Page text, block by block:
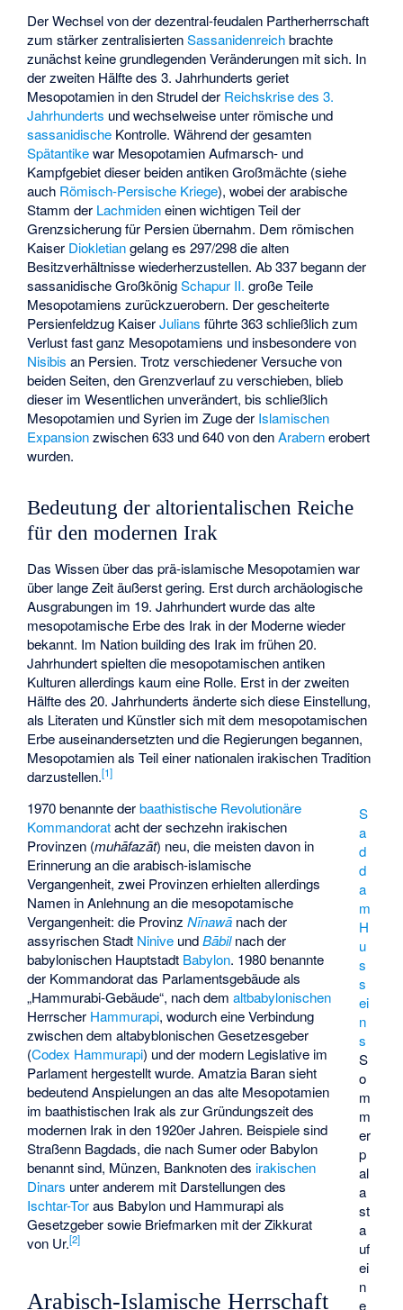
Der Wechsel von der dezentral-feudalen Partherherrschaft
zum stärker zentralisiertenSassanidenreichbrachte
zunächst keine grundlegenden Veränderungen mit sich. In
der zweiten Hälfte des 3. Jahrhunderts geriet
Mesopotamien in den Strudel der Reichskrise des 3.
Jahrhunderts und wechselweise unter römische und
sassanidische Kontrolle. Während der gesamten
Spätantikewar Mesopotamien Aufmarsch- und
Kampfgebiet dieser beiden antiken Großmächte (siehe
auch Römisch-Persische Kriege), wobei der arabische
Stamm der Lachmideneinen wichtigen Teil der
Grenzsicherung für Persien übernahm. Dem römischen
Kaiser Diokletiangelang es 297/298 die alten
Besitzverhältnisse wiederherzustellen. Ab 337 begann der
sassanidische GroßkönigSchapur II. große Teile
Mesopotamiens zurückzuerobern. Der gescheiterte
Persienfeldzug KaiserJulians führte 363 schließlich zum
Verlust fast ganz Mesopotamiens und insbesondere von
Nisibis an Persien. Trotz verschiedener Versuche von
beiden Seiten, den Grenzverlauf zu verschieben, blieb
dieser im Wesentlichen unverändert, bis schließlich
Mesopotamien und Syrien im Zuge der Islamischen
Expansionzwischen 633 und 640 von denArabernerobert
wurden.
Bedeutung der altorientalischen Reiche
für den modernen Irak
Das Wissen über das prä-islamische Mesopotamien war
über lange Zeit äußerst gering. Erst durch archäologische
Ausgrabungen im 19. Jahrhundert wurde das alte
mesopotamische Erbe des Irak in der Moderne wieder
bekannt. Im Nation buildingdes Irak im frühen 20.
Jahrhundert spielten die mesopotamischen antiken
Kulturen allerdings kaum eine Rolle. Erst in der zweiten
Hälfte des 20. Jahrhunderts änderte sich diese Einstellung,
als Literaten und Künstler sich mit dem mesopotamischen
Erbe auseinandersetzten und die Regierungen begannen,
Mesopotamien als Teil einer nationalen irakischen Tradition
darzustellen.[1]
S
a
d
d
a
m
H
u
s
s
ei
n
s
S
o
m
m
er
p
al
a
st
a
uf
ei
n
e
1970 benannte derbaathistische Revolutionäre
Kommandoratacht der sechzehn irakischen
Provinzen (muhāfazāt) neu, die meisten davon in
Erinnerung an die arabisch-islamische
Vergangenheit, zwei Provinzen erhielten allerdings
Namen in Anlehnung an die mesopotamische
Vergangenheit: die ProvinzNīnawā nach der
assyrischen Stadt Ninive undBābilnach der
babylonischen Hauptstadt Babylon. 1980 benannte
der Kommandorat das Parlamentsgebäude als
„Hammurabi-Gebäude“, nach demaltbabylonischen
Herrscher Hammurapi, wodurch eine Verbindung
zwischen dem altabyblonischen Gesetzesgeber
(Codex Hammurapi) und der modern Legislative im
Parlament hergestellt wurde. Amatzia Baran sieht
bedeutend Anspielungen an das alte Mesopotamien
im baathistischen Irak als zur Gründungszeit des
modernen Irak in den 1920er Jahren. Beispiele sind
Straßenn Bagdads, die nach Sumer oder Babylon
benannt sind, Münzen, Banknoten des irakischen
Dinars unter anderem mit Darstellungen des
Ischtar-Toraus Babylon und Hammurapi als
Gesetzgeber sowie Briefmarken mit derZikkurat
von Ur.[2]
Arabisch-Islamische Herrschaft